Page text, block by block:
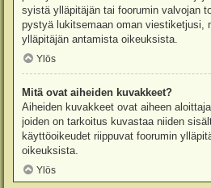
syistä ylläpitäjän tai foorumin valvojan
pystyä lukitsemaan oman viestiketjusi,
ylläpitäjän antamista oikeuksista.
Ylös
Mitä ovat aiheiden kuvakkeet?
Aiheiden kuvakkeet ovat aiheen
joiden on tarkoitus kuvastaa niiden
käyttöoikeudet riippuvat foorumin
oikeuksista.
Ylös